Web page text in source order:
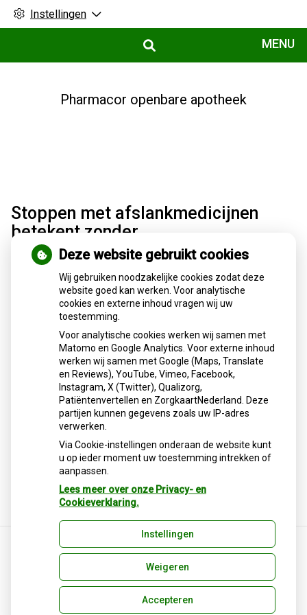
Instellingen
MENU
Pharmacor openbare apotheek
Stoppen met afslankmedicijnen
betekent zonder
leefstijlaanpassingen weer
gewichtstoename
Stoppen met afslankmedicijnen als Wegovy of Mounjaro
leidt zonder leefstijlaanpassingen vrijwel altijd tot
gewichtstoename. Onderzoek toont dat gebruikers na
stoppen gemiddeld 0,4 kilo per maand aankomen en na
twee jaar weer op hun oude gewicht zitten. Ook
gezondheidsvoordelen verdwijnen. Duurzaam effect vraagt
blijvende leefstijlverandering.
Lees het hele artikel op: Nationale zorggids
Publicatiedatum:14-01-2026
Terug naar overzicht
Uw Zorg Online|Beheer
Privacy verklaring
Deze website gebruikt cookies
Wij gebruiken noodzakelijke cookies zodat deze
website goed kan werken. Voor analytische
cookies en externe inhoud vragen wij uw
toestemming.
Voor analytische cookies werken wij samen met
Matomo en Google Analytics. Voor externe inhoud
werken wij samen met Google (Maps, Translate
en Reviews), YouTube, Vimeo, Facebook,
Instagram, X (Twitter), Qualizorg,
Patiëntenvertellen en ZorgkaartNederland. Deze
partijen kunnen gegevens zoals uw IP-adres
verwerken.
Via Cookie-instellingen onderaan de website kunt
u op ieder moment uw toestemming intrekken of
aanpassen.
Lees meer over onze Privacy- en
Cookieverklaring.
Instellingen
Weigeren
Accepteren